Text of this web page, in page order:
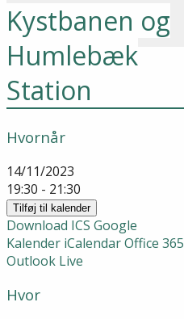
Kystbanen og
Humlebæk
Station
Hvornår
14/11/2023
19:30 - 21:30
Tilføj til kalender
Download ICS Google
Kalender iCalendarOffice 365
Outlook Live
Hvor